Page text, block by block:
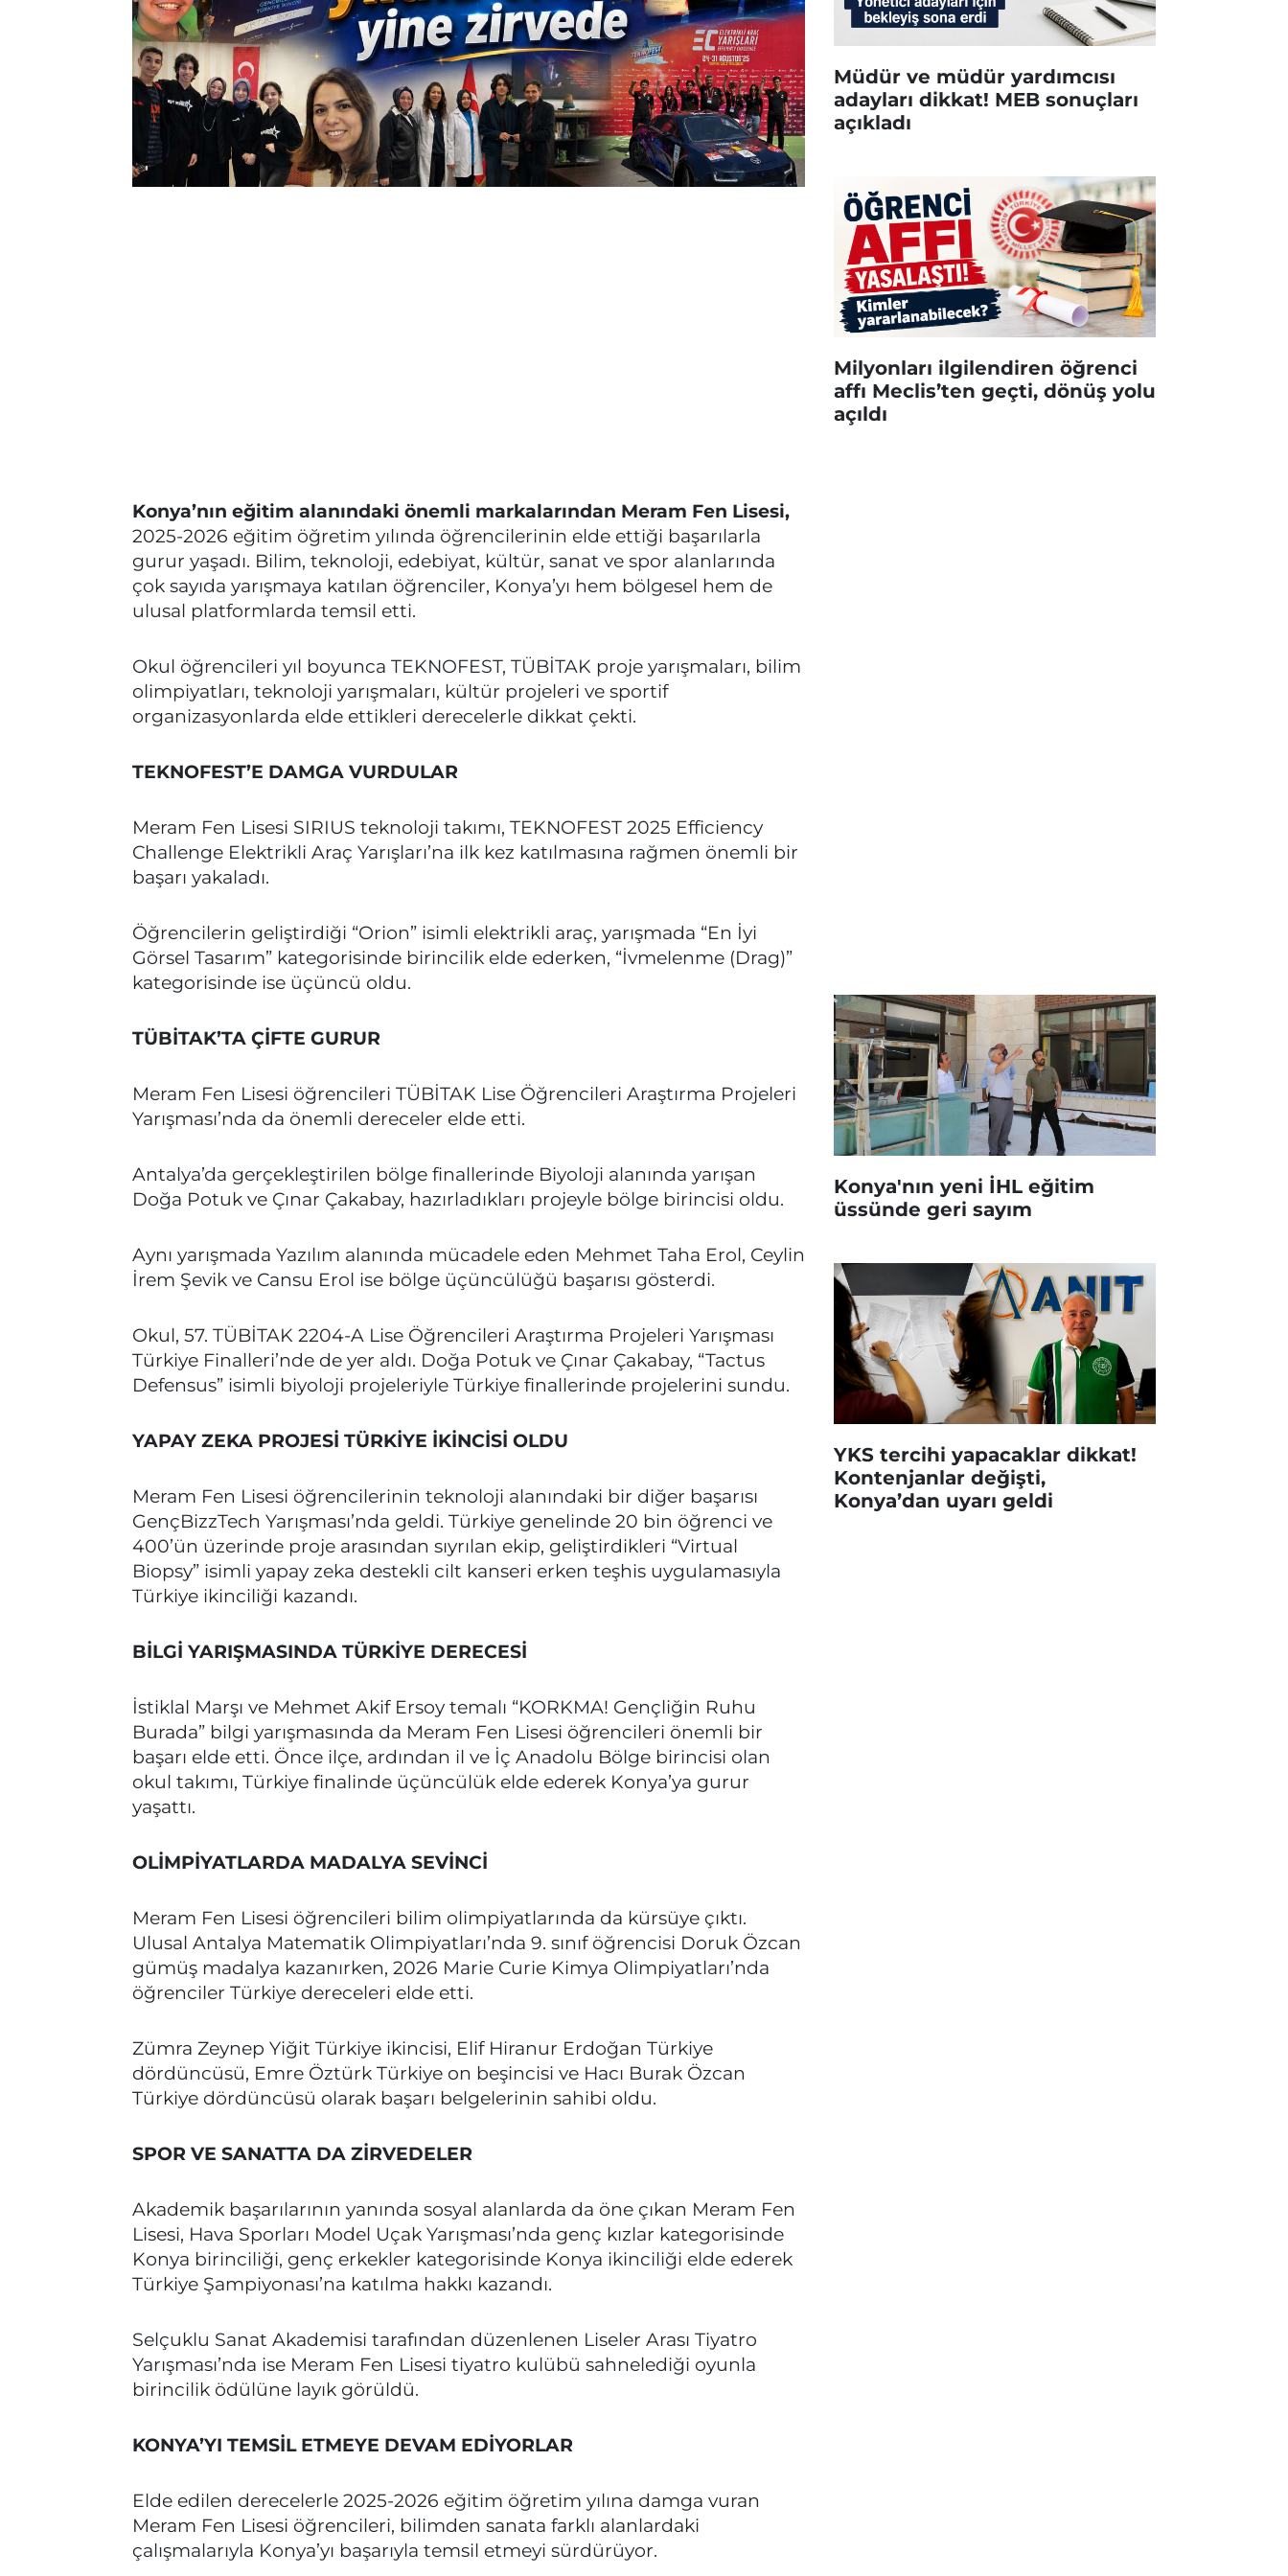
Konya’nın eğitim alanındaki önemli markalarından Meram Fen Lisesi,
2025-2026 eğitim öğretim yılında öğrencilerinin elde ettiği başarılarla
gurur yaşadı. Bilim, teknoloji, edebiyat, kültür, sanat ve spor alanlarında
çok sayıda yarışmaya katılan öğrenciler, Konya’yı hem bölgesel hem de
ulusal platformlarda temsil etti.
Okul öğrencileri yıl boyunca TEKNOFEST, TÜBİTAK proje yarışmaları, bilim
olimpiyatları, teknoloji yarışmaları, kültür projeleri ve sportif
organizasyonlarda elde ettikleri derecelerle dikkat çekti.
TEKNOFEST’E DAMGA VURDULAR
Meram Fen Lisesi SIRIUS teknoloji takımı, TEKNOFEST 2025 Efficiency
Challenge Elektrikli Araç Yarışları’na ilk kez katılmasına rağmen önemli bir
başarı yakaladı.
Öğrencilerin geliştirdiği “Orion” isimli elektrikli araç, yarışmada “En İyi
Görsel Tasarım” kategorisinde birincilik elde ederken, “İvmelenme (Drag)”
kategorisinde ise üçüncü oldu.
TÜBİTAK’TA ÇİFTE GURUR
Meram Fen Lisesi öğrencileri TÜBİTAK Lise Öğrencileri Araştırma Projeleri
Yarışması’nda da önemli dereceler elde etti.
Antalya’da gerçekleştirilen bölge finallerinde Biyoloji alanında yarışan
Doğa Potuk ve Çınar Çakabay, hazırladıkları projeyle bölge birincisi oldu.
Aynı yarışmada Yazılım alanında mücadele eden Mehmet Taha Erol, Ceylin
İrem Şevik ve Cansu Erol ise bölge üçüncülüğü başarısı gösterdi.
Okul, 57. TÜBİTAK 2204-A Lise Öğrencileri Araştırma Projeleri Yarışması
Türkiye Finalleri’nde de yer aldı. Doğa Potuk ve Çınar Çakabay, “Tactus
Defensus” isimli biyoloji projeleriyle Türkiye finallerinde projelerini sundu.
YAPAY ZEKA PROJESİ TÜRKİYE İKİNCİSİ OLDU
Meram Fen Lisesi öğrencilerinin teknoloji alanındaki bir diğer başarısı
GençBizzTech Yarışması’nda geldi. Türkiye genelinde 20 bin öğrenci ve
400’ün üzerinde proje arasından sıyrılan ekip, geliştirdikleri “Virtual
Biopsy” isimli yapay zeka destekli cilt kanseri erken teşhis uygulamasıyla
Türkiye ikinciliği kazandı.
BİLGİ YARIŞMASINDA TÜRKİYE DERECESİ
İstiklal Marşı ve Mehmet Akif Ersoy temalı “KORKMA! Gençliğin Ruhu
Burada” bilgi yarışmasında da Meram Fen Lisesi öğrencileri önemli bir
başarı elde etti. Önce ilçe, ardından il ve İç Anadolu Bölge birincisi olan
okul takımı, Türkiye finalinde üçüncülük elde ederek Konya’ya gurur
yaşattı.
OLİMPİYATLARDA MADALYA SEVİNCİ
Meram Fen Lisesi öğrencileri bilim olimpiyatlarında da kürsüye çıktı.
Ulusal Antalya Matematik Olimpiyatları’nda 9. sınıf öğrencisi Doruk Özcan
gümüş madalya kazanırken, 2026 Marie Curie Kimya Olimpiyatları’nda
öğrenciler Türkiye dereceleri elde etti.
Zümra Zeynep Yiğit Türkiye ikincisi, Elif Hiranur Erdoğan Türkiye
dördüncüsü, Emre Öztürk Türkiye on beşincisi ve Hacı Burak Özcan
Türkiye dördüncüsü olarak başarı belgelerinin sahibi oldu.
SPOR VE SANATTA DA ZİRVEDELER
Akademik başarılarının yanında sosyal alanlarda da öne çıkan Meram Fen
Lisesi, Hava Sporları Model Uçak Yarışması’nda genç kızlar kategorisinde
Konya birinciliği, genç erkekler kategorisinde Konya ikinciliği elde ederek
Türkiye Şampiyonası’na katılma hakkı kazandı.
Selçuklu Sanat Akademisi tarafından düzenlenen Liseler Arası Tiyatro
Yarışması’nda ise Meram Fen Lisesi tiyatro kulübü sahnelediği oyunla
birincilik ödülüne layık görüldü.
KONYA’YI TEMSİL ETMEYE DEVAM EDİYORLAR
Elde edilen derecelerle 2025-2026 eğitim öğretim yılına damga vuran
Meram Fen Lisesi öğrencileri, bilimden sanata farklı alanlardaki
çalışmalarıyla Konya’yı başarıyla temsil etmeyi sürdürüyor.
Müdür ve müdür yardımcısı
adayları dikkat! MEB sonuçları
açıkladı
Milyonları ilgilendiren öğrenci
affı Meclis’ten geçti, dönüş yolu
açıldı
Konya'nın yeni İHL eğitim
üssünde geri sayım
YKS tercihi yapacaklar dikkat!
Kontenjanlar değişti,
Konya’dan uyarı geldi